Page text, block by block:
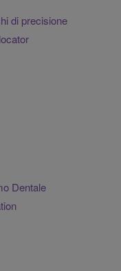
di precisione
Dentale